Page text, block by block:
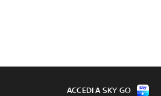
ACCEDI A SKY GO